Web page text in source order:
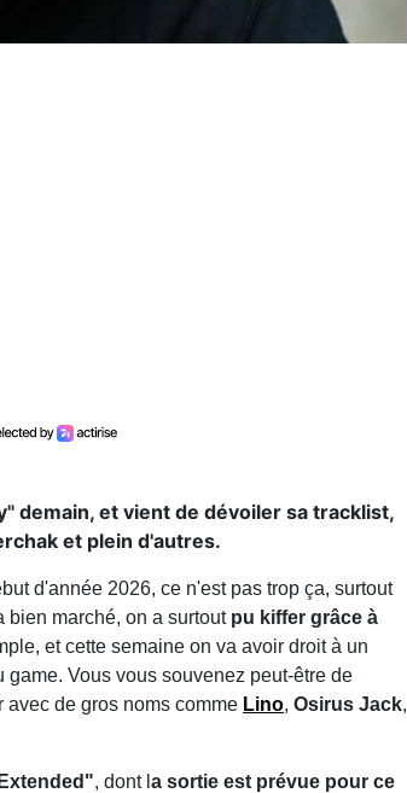
demain, et vient de dévoiler sa tracklist,
et plein d'autres.
d'année 2026, ce n'est pas trop ça, surtout
bien marché, on a surtout pu kiffer grâce à
et cette semaine on va avoir droit à un
Vous vous souvenez peut-être de
avec de gros noms comme Lino, Osirus Jack,
, dont l a sortie est prévue pour ce